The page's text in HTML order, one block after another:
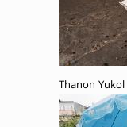
Thanon Yukol